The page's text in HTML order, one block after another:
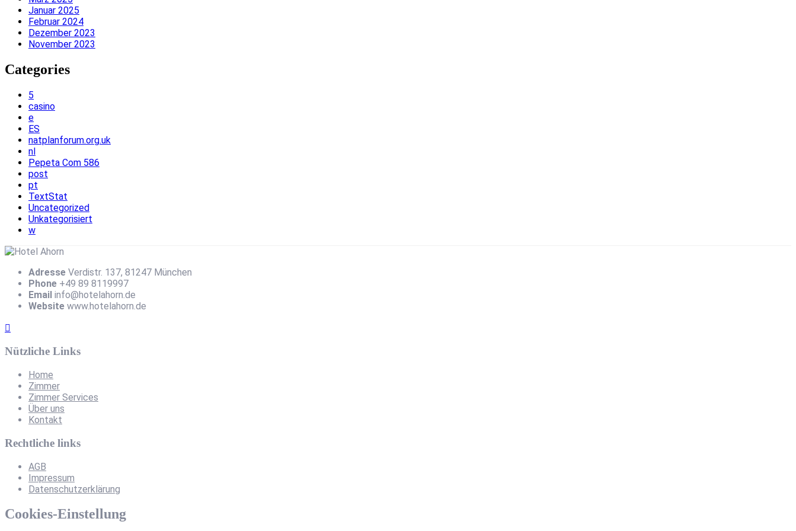
Januar 2025
Februar 2024
Dezember 2023
November 2023
Categories
5
casino
e
ES
natplanforum.org.uk
nl
Pepeta Com 586
post
pt
TextStat
Uncategorized
Unkategorisiert
w
Adresse Verdistr. 137, 81247 München
Phone +49 89 8119997
Email info@hotelahorn.de
Website www.hotelahorn.de
Nützliche Links
Home
Zimmer
Zimmer Services
Über uns
Kontakt
Rechtliche links
AGB
Impressum
Datenschutzerklärung
Cookies-Einstellung